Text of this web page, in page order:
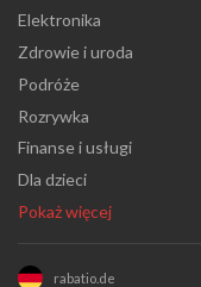
Elektronika
Zdrowie i uroda
Podróże
Rozrywka
Finanse i usługi
Dla dzieci
Pokaż więcej
rabatio.de